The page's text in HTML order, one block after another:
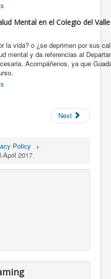
Mental en el Colegio del
la vida? o ¿se deprimen por sus
mental y da referencias al
Acompáñenos, ya que
Next
Policy
April 2017